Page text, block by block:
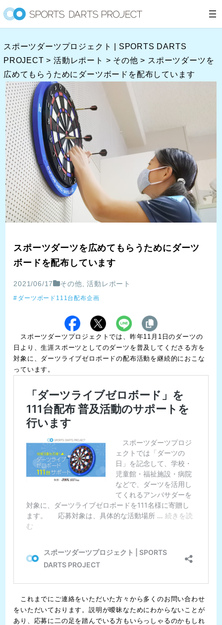
内
容
ス
キ
ッ
プ
スポーツダーツプロジェクト | SPORTS DARTS
PROJECT >活動レポート > その他 > スポーツダーツを
広めてもらうためにダーツボードを配布しています
スポーツダーツを広めてもらうためにダーツ
ボードを配布しています
2021/06/17 その他 ,活動レポート
ダーツボード111台配布企画
スポーツダーツプロジェクトでは、昨年11月1日のダーツの
日より、生涯スポーツとしてのダーツを普及してくださる方を
対象に、ダーツライブゼロボードの配布活動を継続的におこな
っています。
これまでにご連絡をいただいた方々から多くのお問い合わせ
をいただいております。説明が曖昧なためにわからないことが
あり、応募に二の足を踏んでいる方もいらっしゃるのかもしれ